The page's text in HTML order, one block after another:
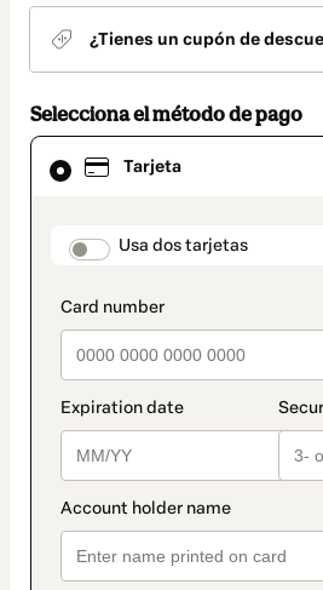
¿Tienes un cupón de
Selecciona el método de pago
Tarjeta
Usa dos tarjetas
El
método
seleccionado